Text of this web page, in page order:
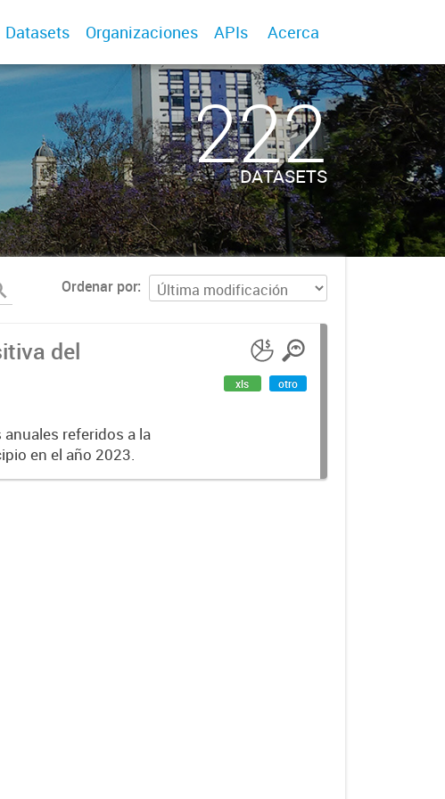
Datasets Organizaciones APIs Acerca
222
DATASETS
Ordenar por
del
referidos a la
en el año 2023.
xls otro